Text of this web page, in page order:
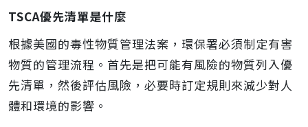
TSCA優先清單是什麼
根據美國的毒性物質管理法案，環保署必須制定有害
物質的管理流程。首先是把可能有風險的物質列入優
先清單，然後評估風險，必要時訂定規則來減少對人
體和環境的影響。